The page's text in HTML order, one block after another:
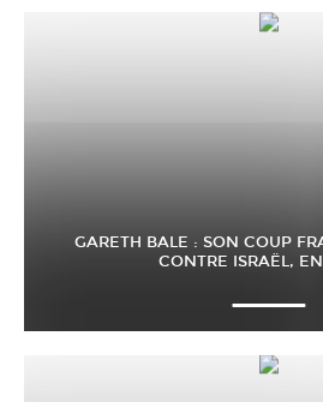
GARETH BALE : SON COUP
CONTRE ISRAËL,